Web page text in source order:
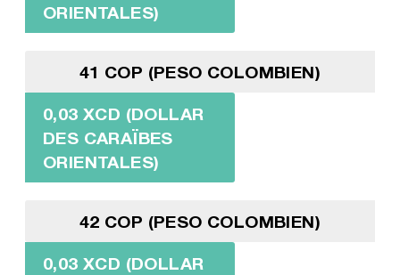
ORIENTALES)
41 COP (PESO COLOMBIEN)
0,03 XCD (DOLLAR
DES CARAÏBES
ORIENTALES)
42 COP (PESO COLOMBIEN)
0,03 XCD (DOLLAR